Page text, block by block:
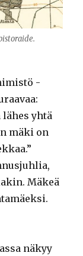
-
yhtä
mäki on
Mäkeä
näkyy